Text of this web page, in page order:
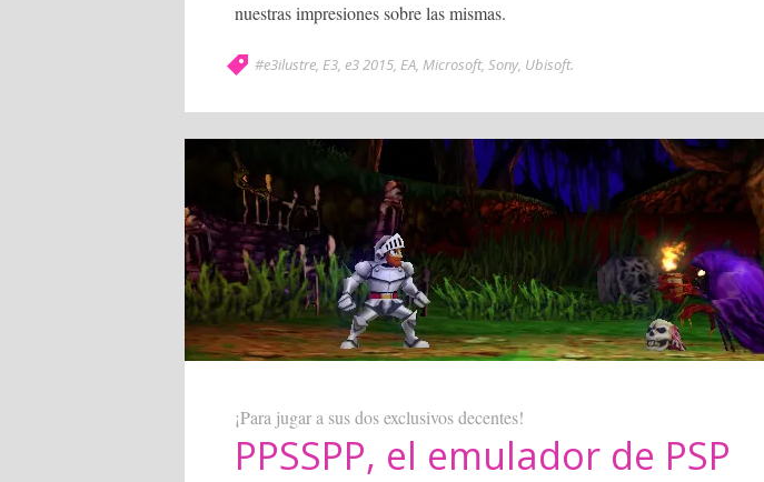
nuestras impresiones sobre las mismas.
#e3ilustre, E3, e3 2015, EA, Microsoft, Sony, Ubisoft.
¡Para jugar a sus dos exclusivos decentes!
PPSSPP, el emulador de PSP